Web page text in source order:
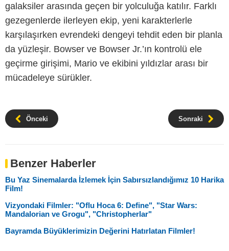
galaksiler arasında geçen bir yolculuğa katılır. Farklı
gezegenlerde ilerleyen ekip, yeni karakterlerle
karşılaşırken evrendeki dengeyi tehdit eden bir planla
da yüzleşir. Bowser ve Bowser Jr.’ın kontrolü ele
geçirme girişimi, Mario ve ekibini yıldızlar arası bir
mücadeleye sürükler.
Önceki Sonraki
Benzer Haberler
Bu Yaz Sinemalarda İzlemek İçin Sabırsızlandığımız 10 Harika
Film!
Vizyondaki Filmler: "Oflu Hoca 6: Define", "Star Wars:
Mandalorian ve Grogu", "Christopherlar"
Bayramda Büyüklerimizin Değerini Hatırlatan Filmler!